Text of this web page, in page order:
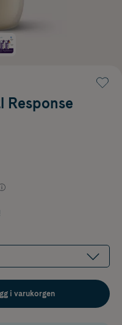
Response
i varukorgen